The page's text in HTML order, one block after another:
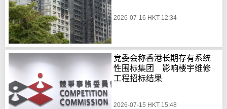
2026-07-16 HKT 12:34
竞委会称香港长期存有系统
性围标集团 影响楼宇维修
工程招标结果
2026-07-15 HKT 15:48